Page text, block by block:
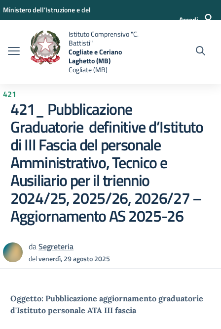
Vai ai contenuti
Vai al menu di navigazione
Vai al footer
Ministero dell’Istruzione e del
Accedi
Istituto Comprensivo "C.
Battisti"
Cogliate e Ceriano
Laghetto (MB)
Cogliate (MB)
421
421_ Pubblicazione
Graduatorie definitive d’Istituto
di III Fascia del personale
Amministrativo, Tecnico e
Ausiliario per il triennio
2024/25, 2025/26, 2026/27 –
Aggiornamento AS 2025-26
daSegreteria
delvenerdì, 29 agosto 2025
Oggetto: Pubblicazione aggiornamento graduatorie
d'Istituto personale ATA III fascia